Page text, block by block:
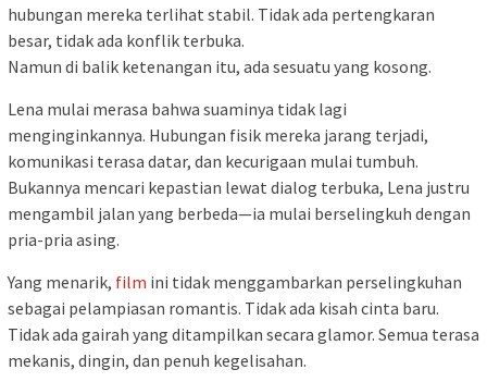
hubungan mereka terlihat stabil. Tidak ada pertengkaran
besar, tidak ada konflik terbuka.
Namun di balik ketenangan itu, ada sesuatu yang kosong.
Lena mulai merasa bahwa suaminya tidak lagi
menginginkannya. Hubungan fisik mereka jarang terjadi,
komunikasi terasa datar, dan kecurigaan mulai tumbuh.
Bukannya mencari kepastian lewat dialog terbuka, Lena justru
mengambil jalan yang berbeda—ia mulai berselingkuh dengan
pria-pria asing.
Yang menarik, film ini tidak menggambarkan perselingkuhan
sebagai pelampiasan romantis. Tidak ada kisah cinta baru.
Tidak ada gairah yang ditampilkan secara glamor. Semua terasa
mekanis, dingin, dan penuh kegelisahan.